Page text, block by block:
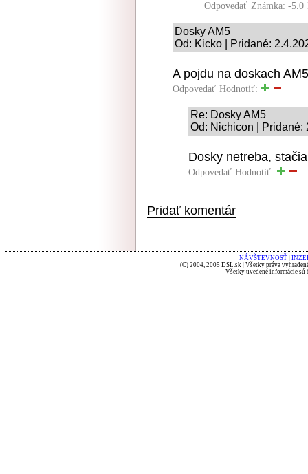
Odpovedať Známka: -5.0
Dosky AM5
Od: Kicko | Pridané:
A pojdu na doskach
Odpovedať Hodnotiť:
Re: Dosky AM5
Od: Nichicon | Pridané:
Dosky netreba,
Odpovedať Hodnotiť:
Pridať komentár
NÁVŠTEVNOSŤ
(C) 2004, 2005 DSL.sk | Všetky práva
Všetky uvedené informácie sú